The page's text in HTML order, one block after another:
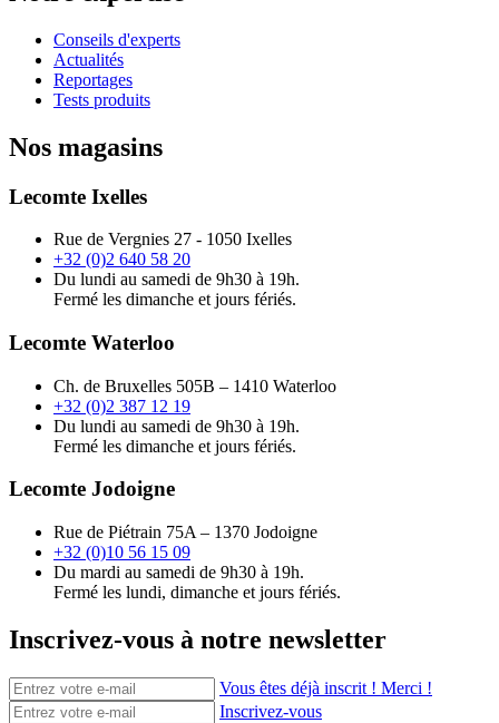
Conseils d'experts
Actualités
Reportages
Tests produits
Nos magasins
Lecomte Ixelles
Rue de Vergnies 27 - 1050 Ixelles
+32 (0)2 640 58 20
Du lundi au samedi de 9h30 à 19h.
Fermé les dimanche et jours fériés.
Lecomte Waterloo
Ch. de Bruxelles 505B – 1410 Waterloo
+32 (0)2 387 12 19
Du lundi au samedi de 9h30 à 19h.
Fermé les dimanche et jours fériés.
Lecomte Jodoigne
Rue de Piétrain 75A – 1370 Jodoigne
+32 (0)10 56 15 09
Du mardi au samedi de 9h30 à 19h.
Fermé les lundi, dimanche et jours fériés.
Inscrivez-vous à notre newsletter
Vous êtes déjà inscrit ! Merci !
Inscrivez-vous